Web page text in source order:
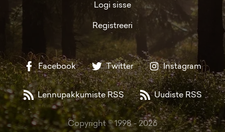
Logi sisse
Registreeri
Facebook Twitter Instagram
Lennupakkumiste RSS Uudiste RSS
Copyright © 1998 -2026